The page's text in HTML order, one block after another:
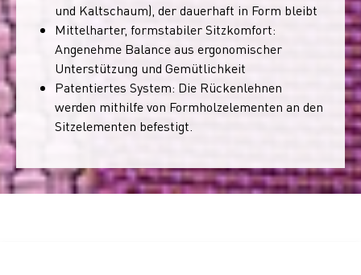
und Kaltschaum), der dauerhaft in Form bleibt
Mittelharter, formstabiler Sitzkomfort:
Angenehme Balance aus ergonomischer
Unterstützung und Gemütlichkeit
Patentiertes System: Die Rückenlehnen
werden mithilfe von Formholzelementen an den
Sitzelementen befestigt.